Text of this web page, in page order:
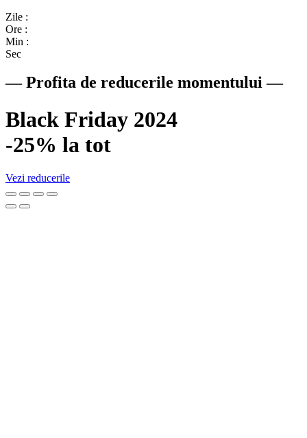
Zile :
Ore :
Min :
Sec
— Profita de reducerile momentului —
Black Friday 2024
-25% la tot
Vezi reducerile